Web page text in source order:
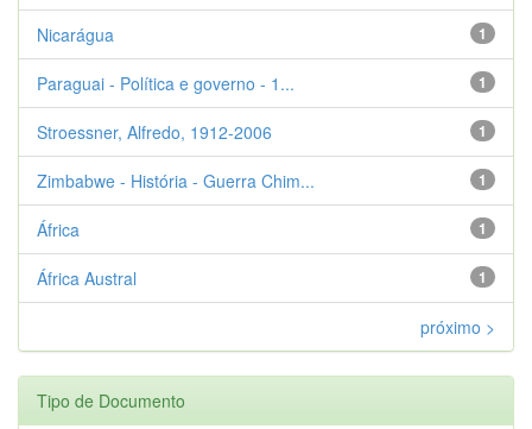
1
Nicarágua
1
Paraguai - Política e governo - 1...
1
Stroessner, Alfredo, 1912-2006
1
Zimbabwe - História - Guerra Chim...
1
África
1
África Austral
próximo >
Tipo de Documento